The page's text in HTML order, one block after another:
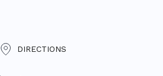
DIRECTIONS